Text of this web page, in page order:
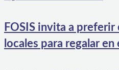
FOSIS invita a
locales para regalar